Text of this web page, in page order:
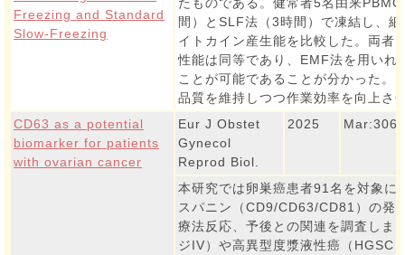
Freezing and Standard
Slow-Freezing
間）とSLF法（3時間）で凍結し、
イトカイン産生能を比較した。両者
性能は同等であり、EMF法を用いれ
ことが可能であることが分かった。
品質を維持しつつ作業効率を向上さ
CD63 as a potential
biomarker for patients
with ovarian cancer
Eur J Obstet
Gynecol
Reprod Biol.
2025 Mar:306
本研究では卵巣癌患者91名を対象に
スパニン（CD9/CD63/CD81）の発
療法反応、予後との関連を調査しま
ジIV）や高異型度漿液性癌（HGSC